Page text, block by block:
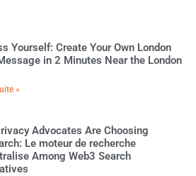
Yourself: Create Your Own London
in 2 Minutes Near the London
»
Advocates Are Choosing
Le moteur de recherche
Among Web3 Search